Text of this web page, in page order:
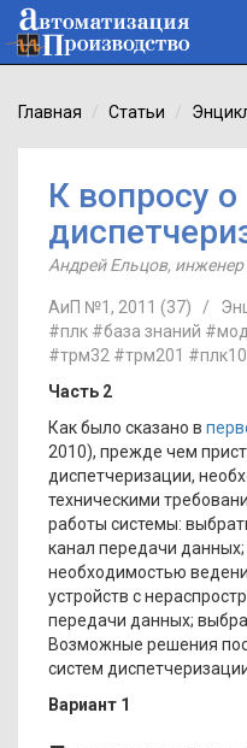
Главная Статьи
К вопросу о
Андрей Ельцов,
АиП №1, 2011 (37) /
#плк #база знаний
#трм32 #трм201
Часть 2
Как было сказано в
2010), прежде чем
диспетчеризации,
техническими
работы системы:
канал передачи
необходимостью
устройств с
передачи данных;
Возможные решения
систем
Вариант 1